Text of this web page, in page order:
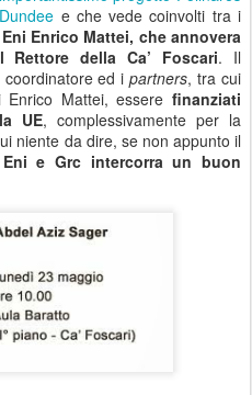
e che vede coinvolti tra i
Enrico Mattei, che annovera
della Ca’ Foscari. Il
ed ipartners, tra cui
Mattei, essere finanziati
UE, complessivamente per la
niente da dire, se non appunto il
e Grc intercorra un buon